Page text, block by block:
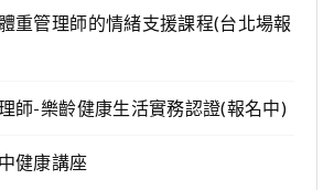
重管理師的情緒支援課程(台北場報
師-樂齡健康生活實務認證(報名中)
健康講座